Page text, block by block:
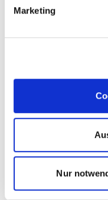
Marketing
Nur